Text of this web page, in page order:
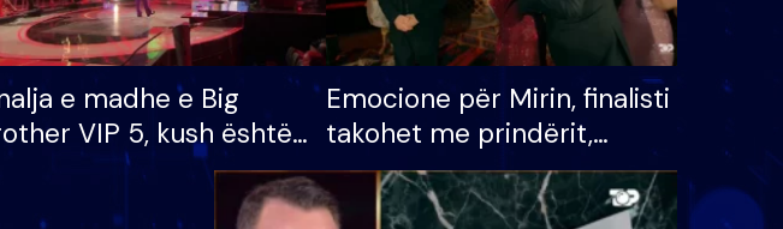
e madhe e Big
VIP 5, kush është
i parë që lë shtëpinë
humb mundësinë për
Emocione për Mirin, finalisti
takohet me prindërit,
vajzën dhe bashkëshorten:
S’kemi ndonjë letër divorci